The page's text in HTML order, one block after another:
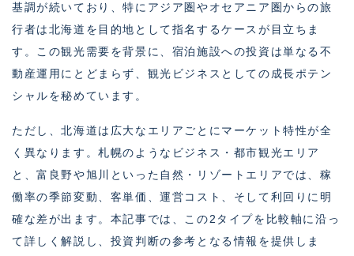
基調が続いており、特にアジア圏やオセアニア圏からの旅
行者は北海道を目的地として指名するケースが目立ちま
す。この観光需要を背景に、宿泊施設への投資は単なる不
動産運用にとどまらず、観光ビジネスとしての成長ポテン
シャルを秘めています。
ただし、北海道は広大なエリアごとにマーケット特性が全
く異なります。札幌のようなビジネス・都市観光エリア
と、富良野や旭川といった自然・リゾートエリアでは、稼
働率の季節変動、客単価、運営コスト、そして利回りに明
確な差が出ます。本記事では、この2タイプを比較軸に沿っ
て詳しく解説し、投資判断の参考となる情報を提供しま